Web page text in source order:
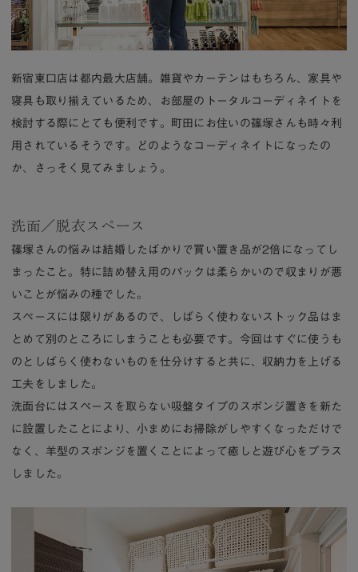
新宿東口店は都内最大店舗。雑貨やカーテンはもちろん、家具や
寝具も取り揃えているため、お部屋のトータルコーディネイトを
検討する際にとても便利です。町田にお住いの篠塚さんも時々利
用されているそうです。どのようなコーディネイトになったの
か、さっそく見てみましょう。
洗面／脱衣スペース
篠塚さんの悩みは結婚したばかりで買い置き品が2倍になってし
まったこと。特に詰め替え用のパックは柔らかいので収まりが悪
いことが悩みの種でした。
スペースには限りがあるので、しばらく使わないストック品はま
とめて別のところにしまうことも必要です。今回はすぐに使うも
のとしばらく使わないものを仕分けすると共に、収納力を上げる
工夫をしました。
洗面台にはスペースを取らない吸盤タイプのスポンジ置きを新た
に設置したことにより、小まめにお掃除がしやすくなっただけで
なく、羊型のスポンジを置くことによって癒しと遊び心をプラス
しました。